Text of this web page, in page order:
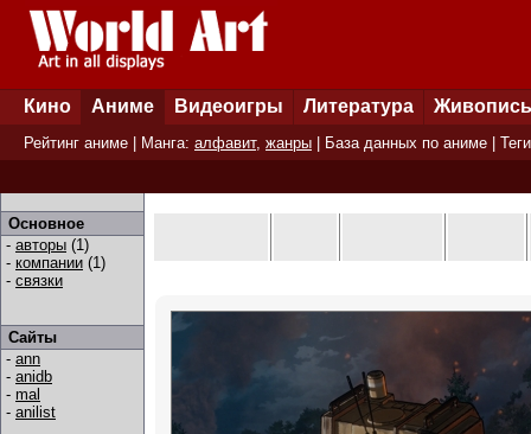
Кино Аниме Видеоигры Литература Живопись
Рейтинг аниме | Манга: алфавит, жанры База данных по аниме Теги
Основное
- авторы (1)
- компании (1)
- связки
Сайты
- ann
- anidb
- mal
- anilist